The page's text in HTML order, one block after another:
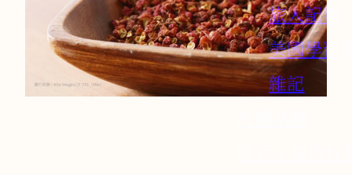
旅人記事
美國學習
雜記